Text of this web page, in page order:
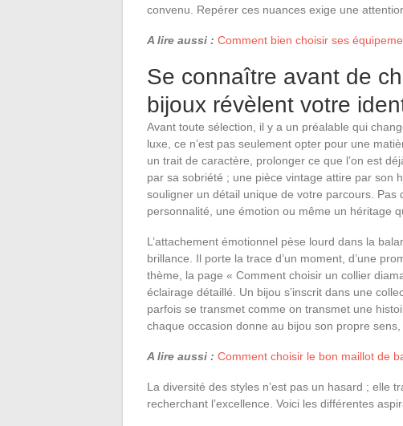
convenu. Repérer ces nuances exige une
A lire aussi : Comment bien choisir ses
Se connaître avant de
bijoux révèlent votre
Avant toute sélection, il y a un préalable qui
luxe, ce n’est pas seulement opter pour une
un trait de caractère, prolonger ce que l’on est
par sa sobriété ; une pièce vintage attire par son
souligner un détail unique de votre parcours.
personnalité, une émotion ou même un héritage
L’attachement émotionnel pèse lourd dans la
brillance. Il porte la trace d’un moment, d’une
thème, la page « Comment choisir un collier
éclairage détaillé. Un bijou s’inscrit dans une
parfois se transmet comme on transmet une
chaque occasion donne au bijou son propre
A lire aussi : Comment choisir le bon maillot de
La diversité des styles n’est pas un hasard ; elle
recherchant l’excellence. Voici les différentes